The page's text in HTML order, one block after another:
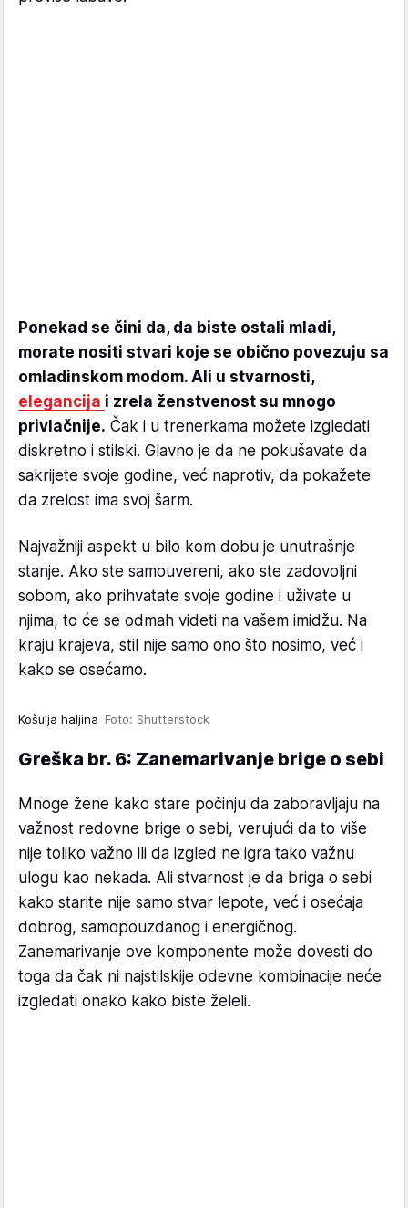
Ponekad se čini da, da biste ostali mladi,
morate nositi stvari koje se obično povezuju sa
omladinskom modom. Ali u stvarnosti,
elegancija i zrela ženstvenost su mnogo
privlačnije. Čak i u trenerkama možete izgledati
diskretno i stilski. Glavno je da ne pokušavate da
sakrijete svoje godine, već naprotiv, da pokažete
da zrelost ima svoj šarm.
Najvažniji aspekt u bilo kom dobu je unutrašnje
stanje. Ako ste samouvereni, ako ste zadovoljni
sobom, ako prihvatate svoje godine i uživate u
njima, to će se odmah videti na vašem imidžu. Na
kraju krajeva, stil nije samo ono što nosimo, već i
kako se osećamo.
Mnoge žene kako stare počinju da zaboravljaju na
važnost redovne brige o sebi, verujući da to više
nije toliko važno ili da izgled ne igra tako važnu
ulogu kao nekada. Ali stvarnost je da briga o sebi
kako starite nije samo stvar lepote, već i osećaja
dobrog, samopouzdanog i energičnog.
Zanemarivanje ove komponente može dovesti do
toga da čak ni najstilskije odevne kombinacije neće